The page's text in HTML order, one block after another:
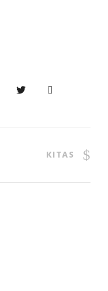
KITAS